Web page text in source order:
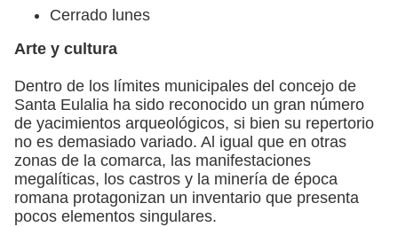
Cerrado lunes
Arte y cultura
Dentro de los límites municipales del concejo de
Santa Eulalia ha sido reconocido un gran número
de yacimientos arqueológicos, si bien su repertorio
no es demasiado variado. Al igual que en otras
zonas de la comarca, las manifestaciones
megalíticas, los castros y la minería de época
romana protagonizan un inventario que presenta
pocos elementos singulares.